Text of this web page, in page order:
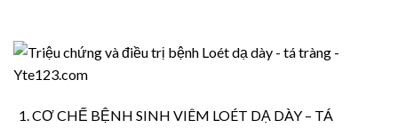
CƠ CHẾ BỆNH SINH VIÊM LOÉT DẠ DÀY – TÁ